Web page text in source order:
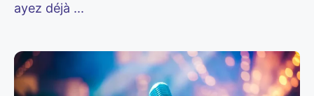
ayez déjà ...